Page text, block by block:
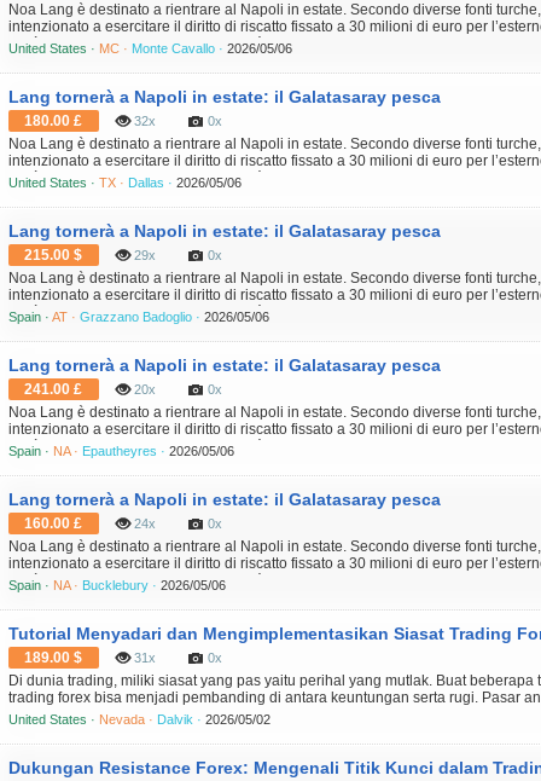
Noa Lang è destinato a rientrare al Napoli in estate. Secondo diverse fonti
intenzionato a esercitare il diritto di riscatto fissato a 30 milioni di euro per
metà stagione. Il club turco, sempre più vicino al titolo con quattro punti di
United States · MC · Monte Cavallo · 2026/05/06
Lang tornerà a Napoli in estate: il Galatasaray pesca
180.00 £ 32x 0x
Noa Lang è destinato a rientrare al Napoli in estate. Secondo diverse fonti
intenzionato a esercitare il diritto di riscatto fissato a 30 milioni di euro per
metà stagione. Il club turco, sempre più vicino al titolo con quattro punti di
United States · TX · Dallas · 2026/05/06
Lang tornerà a Napoli in estate: il Galatasaray pesca
215.00 $ 29x 0x
Noa Lang è destinato a rientrare al Napoli in estate. Secondo diverse fonti
intenzionato a esercitare il diritto di riscatto fissato a 30 milioni di euro per
metà stagione. Il club turco, sempre più vicino al titolo con quattro punti di
Spain · AT · Grazzano Badoglio · 2026/05/06
Lang tornerà a Napoli in estate: il Galatasaray pesca
241.00 £ 20x 0x
Noa Lang è destinato a rientrare al Napoli in estate. Secondo diverse fonti
intenzionato a esercitare il diritto di riscatto fissato a 30 milioni di euro per
metà stagione. Il club turco, sempre più vicino al titolo con quattro punti di
Spain · NA · Epautheyres · 2026/05/06
Lang tornerà a Napoli in estate: il Galatasaray pesca
160.00 £ 24x 0x
Noa Lang è destinato a rientrare al Napoli in estate. Secondo diverse fonti
intenzionato a esercitare il diritto di riscatto fissato a 30 milioni di euro per
metà stagione. Il club turco, sempre più vicino al titolo con quattro punti di
Spain · NA · Bucklebury · 2026/05/06
Tutorial Menyadari dan Mengimplementasikan Siasat Trading
189.00 $ 31x 0x
Di dunia trading, miliki siasat yang pas yaitu perihal yang mutlak. Buat
trading forex bisa menjadi pembanding di antara keuntungan serta rugi. Pasar
dan penuh ketidaktetapan tuntut tiap-tiap aktor pasar buat mempunyai
United States · Nevada · Dalvik · 2026/05/02